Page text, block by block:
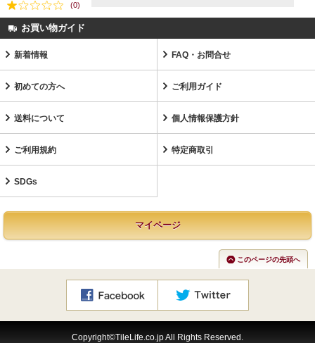
(0)
お買い物ガイド
新着情報 FAQ・お問合せ
初めての方へ ご利用ガイド
送料について 個人情報保護方針
ご利用規約 特定商取引
SDGs
マイページ
このページの先頭へ
Copyright©TileLife.co.jp All Rights Reserved.